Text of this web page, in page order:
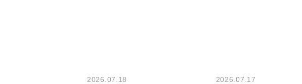
2026.07.18
2026.07.17